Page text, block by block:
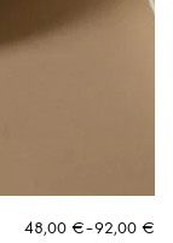
48,00 €–92,00 €
Hintaluokka: